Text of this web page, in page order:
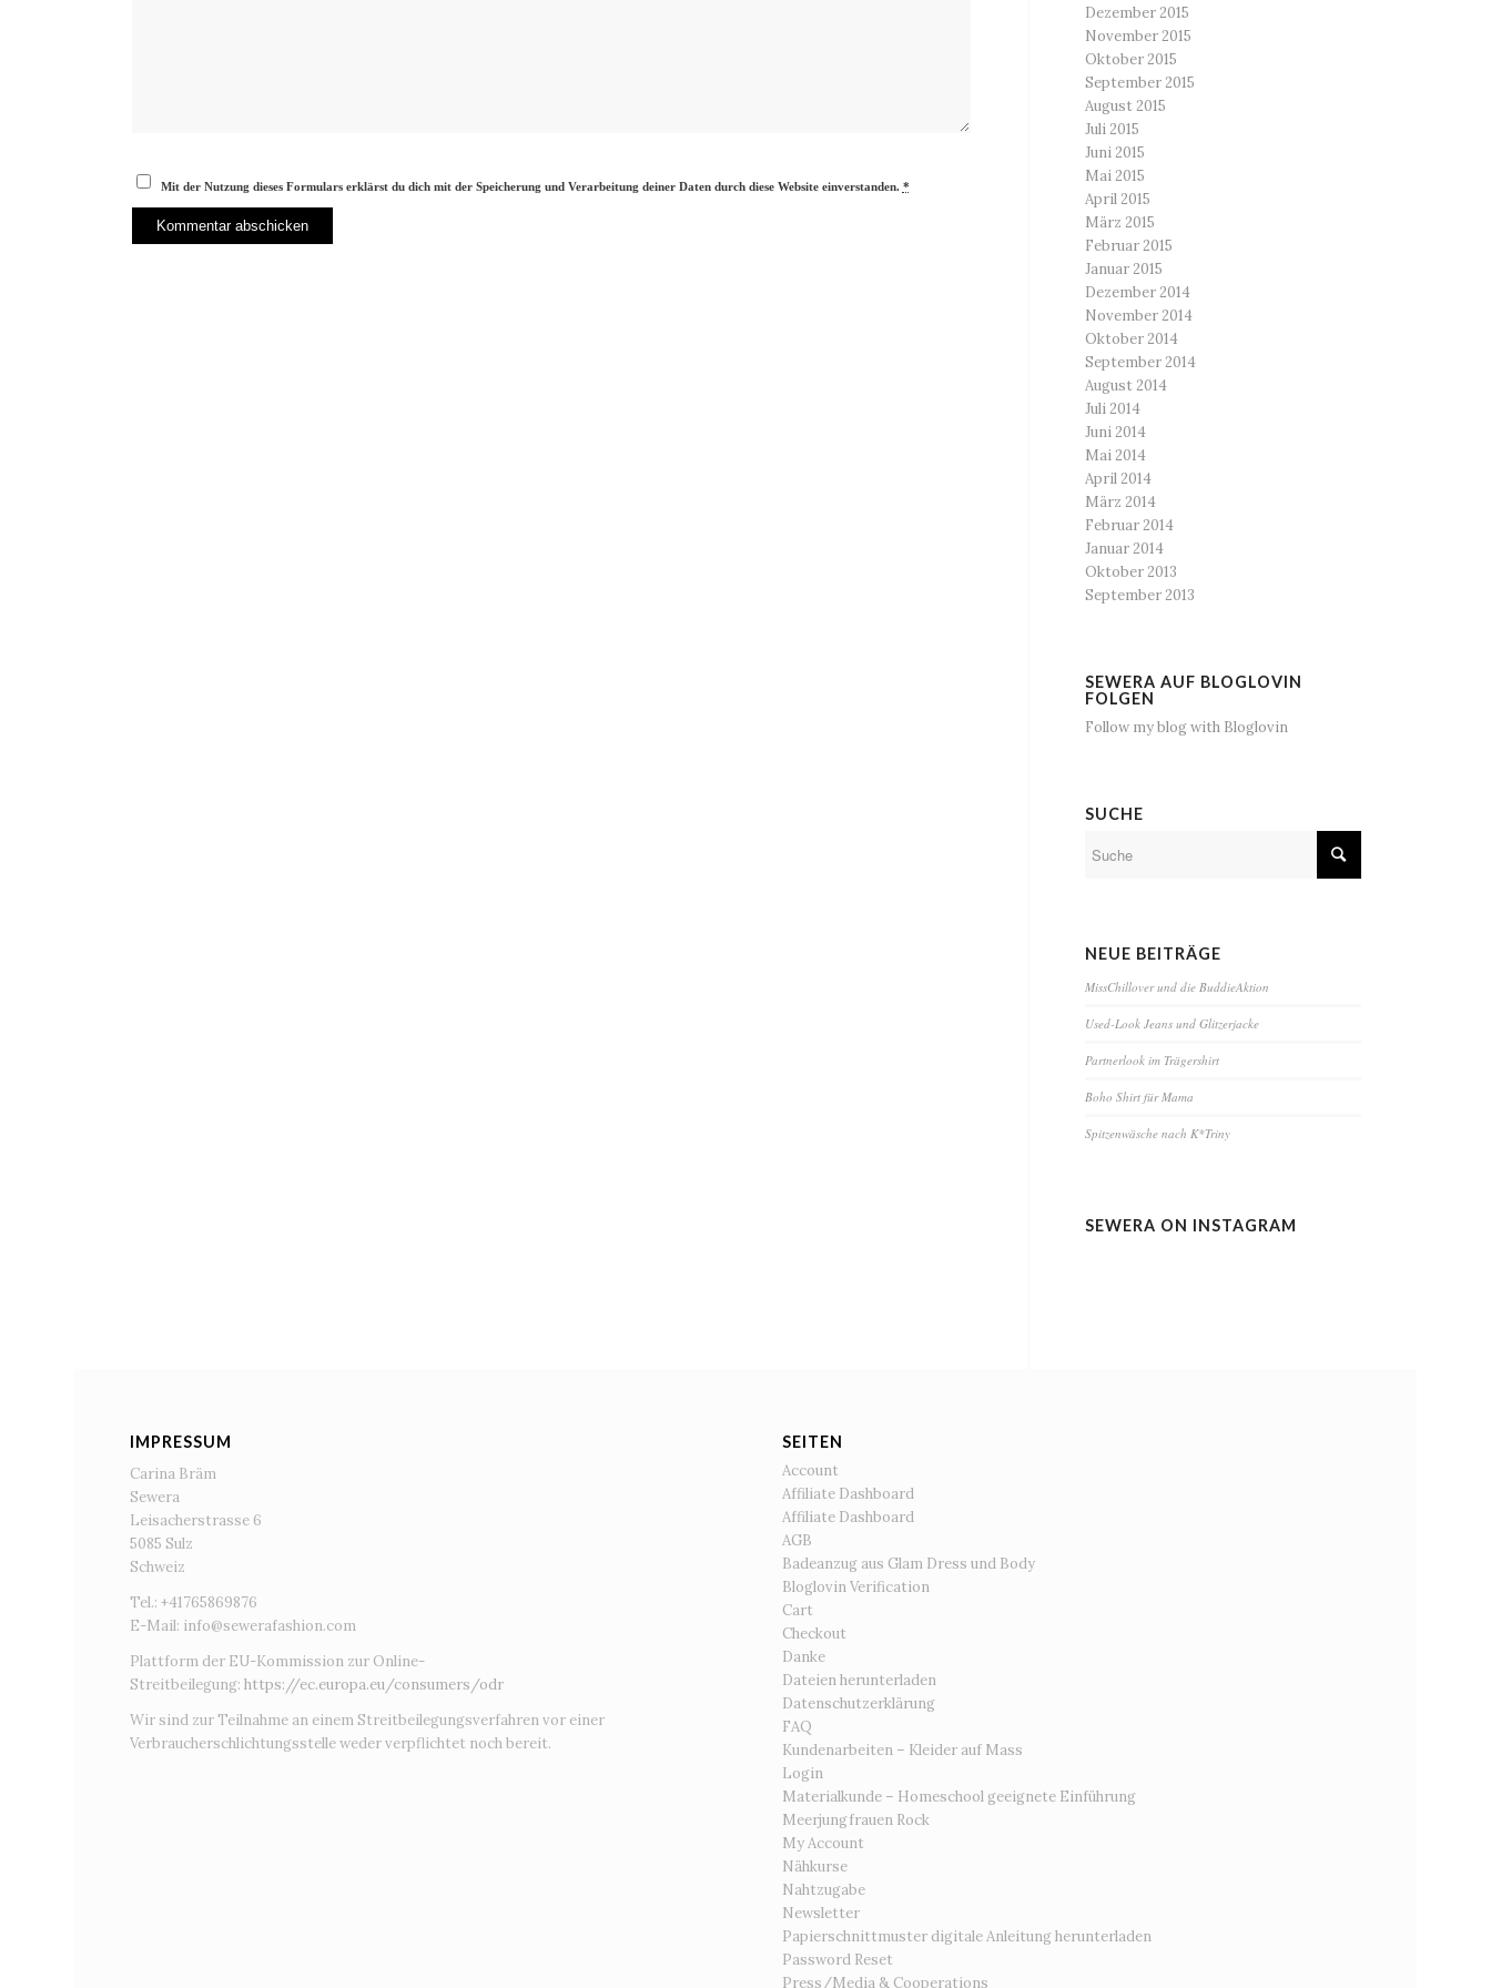
Mit der Nutzung dieses Formulars erklärst du dich mit der Speicherung und Verarbeitung deiner Daten durch diese Website einverstanden. *
Dezember 2015
November 2015
Oktober 2015
September 2015
August 2015
Juli 2015
Juni 2015
Mai 2015
April 2015
März 2015
Februar 2015
Januar 2015
Dezember 2014
November 2014
Oktober 2014
September 2014
August 2014
Juli 2014
Juni 2014
Mai 2014
April 2014
März 2014
Februar 2014
Januar 2014
Oktober 2013
September 2013
SEWERA AUF BLOGLOVIN
FOLGEN
Follow my blog with Bloglovin
SUCHE
NEUE BEITRÄGE
MissChillover und die BuddieAktion
Used-Look Jeans und Glitzerjacke
Partnerlook im Trägershirt
Boho Shirt für Mama
Spitzenwäsche nach K*Triny
SEWERA ON INSTAGRAM
IMPRESSUM
Carina Bräm
Sewera
Leisacherstrasse 6
5085 Sulz
Schweiz
Tel.: +41765869876
E-Mail: info@sewerafashion.com
Plattform der EU-Kommission zur Online-
Streitbeilegung:https://ec.europa.eu/consumers/odr
Wir sind zur Teilnahme an einem Streitbeilegungsverfahren vor einer
Verbraucherschlichtungsstelle weder verpflichtet noch bereit.
SEITEN
Account
Affiliate Dashboard
Affiliate Dashboard
AGB
Badeanzug aus Glam Dress und Body
Bloglovin Verification
Cart
Checkout
Danke
Dateien herunterladen
Datenschutzerklärung
FAQ
Kundenarbeiten – Kleider auf Mass
Login
Materialkunde – Homeschool geeignete Einführung
Meerjungfrauen Rock
My Account
Nähkurse
Nahtzugabe
Newsletter
Papierschnittmuster digitale Anleitung herunterladen
Password Reset
Press/Media & Cooperations